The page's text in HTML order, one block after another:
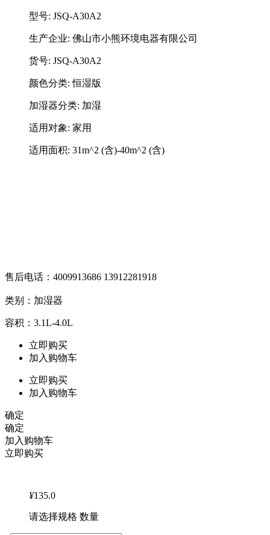
型号: JSQ-A30A2
生产企业: 佛山市小熊环境电器有限公司
货号: JSQ-A30A2
颜色分类: 恒湿版
加湿器分类: 加湿
适用对象: 家用
适用面积: 31m^2 (含)-40m^2 (含)
售后电话：4009913686 13912281918
类别：加湿器
容积：3.1L-4.0L
立即购买
加入购物车
立即购买
加入购物车
确定
确定
加入购物车
立即购买
¥135.0
请选择规格 数量